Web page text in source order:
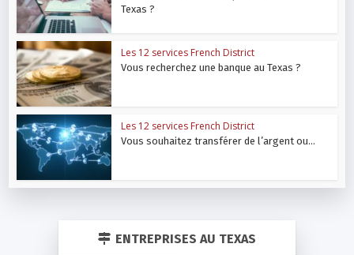
Texas ?
Les 12 services French District
Vous recherchez une banque au Texas ?
Les 12 services French District
Vous souhaitez transférer de l’argent ou...
ENTREPRISES AU TEXAS